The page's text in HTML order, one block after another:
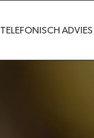
TELEFONISCH ADVIES